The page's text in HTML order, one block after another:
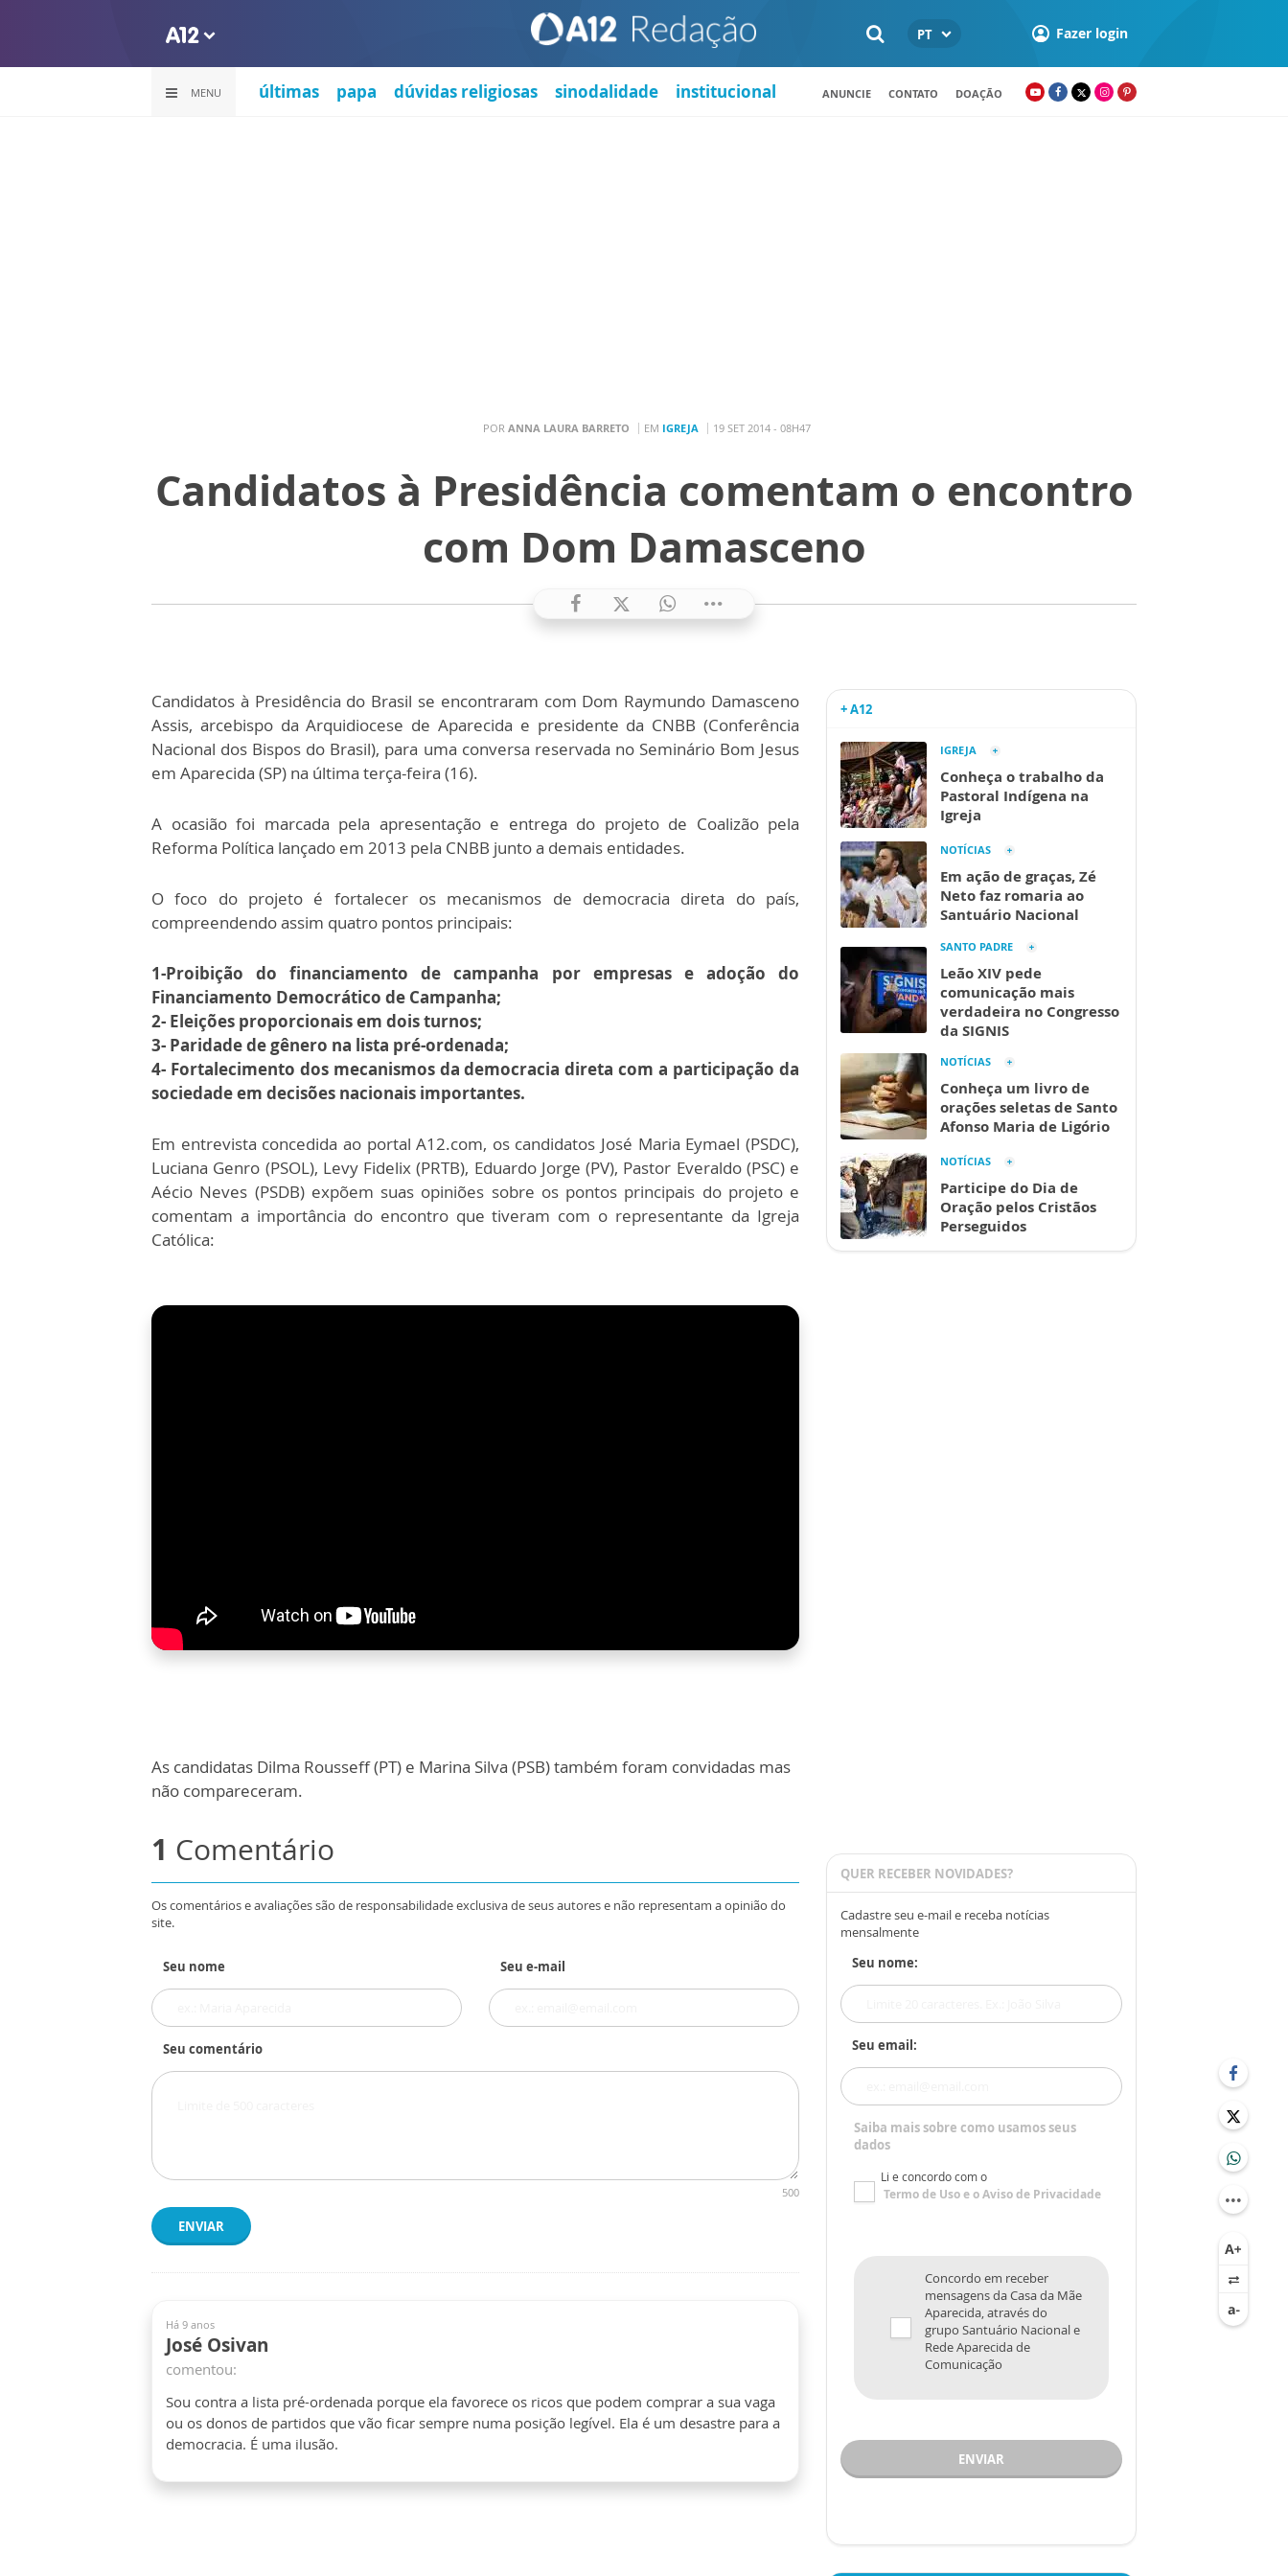
PT Fazer login
MENU últimas papa dúvidas religiosas sinodalidade institucional ANUNCIE CONTATO DOAÇÃO
POR ANNA LAURA BARRETO EM IGREJA 19 SET 2014 - 08H47
Candidatos à Presidência comentam o encontro
com Dom Damasceno
Candidatos à Presidência do Brasil se encontraram com Dom Raymundo Damasceno
Assis, arcebispo da Arquidiocese de Aparecida e presidente da CNBB (Conferência
Nacional dos Bispos do Brasil), para uma conversa reservada no Seminário Bom Jesus
em Aparecida (SP) na última terça-feira (16).
A ocasião foi marcada pela apresentação e entrega do projeto de Coalizão pela
Reforma Política lançado em 2013 pela CNBB junto a demais entidades.
O foco do projeto é fortalecer os mecanismos de democracia direta do país,
compreendendo assim quatro pontos principais:
1-Proibição do financiamento de campanha por empresas e adoção do
Financiamento Democrático de Campanha;
2- Eleições proporcionais em dois turnos;
3- Paridade de gênero na lista pré-ordenada;
4- Fortalecimento dos mecanismos da democracia direta com a participação da
sociedade em decisões nacionais importantes.
Em entrevista concedida ao portal A12.com, os candidatos José Maria Eymael (PSDC),
Luciana Genro (PSOL), Levy Fidelix (PRTB), Eduardo Jorge (PV), Pastor Everaldo (PSC) e
Aécio Neves (PSDB) expõem suas opiniões sobre os pontos principais do projeto e
comentam a importância do encontro que tiveram com o representante da Igreja
Católica:
As candidatas Dilma Rousseff (PT) e Marina Silva (PSB) também foram convidadas mas
não compareceram.
1 Comentário
Os comentários e avaliações são de responsabilidade exclusiva de seus autores e não representam a opinião do
site.
Seu nome Seu e-mail
Seu comentário
500
ENVIAR
Há 9 anos
José Osivan
comentou:
Sou contra a lista pré-ordenada porque ela favorece os ricos que podem comprar a sua vaga
ou os donos de partidos que vão ficar sempre numa posição legível. Ela é um desastre para a
democracia. É uma ilusão.
+ A12
IGREJA
Conheça o trabalho da
Pastoral Indígena na
Igreja
NOTÍCIAS
Em ação de graças, Zé
Neto faz romaria ao
Santuário Nacional
SANTO PADRE
Leão XIV pede
comunicação mais
verdadeira no Congresso
da SIGNIS
NOTÍCIAS
Conheça um livro de
orações seletas de Santo
Afonso Maria de Ligório
NOTÍCIAS
Participe do Dia de
Oração pelos Cristãos
Perseguidos
QUER RECEBER NOVIDADES?
Cadastre seu e-mail e receba notícias
mensalmente
Seu nome:
Seu email:
Saiba mais sobre como usamos seus
dados
Li e concordo com o
Termo de Usoe oAviso de Privacidade
Concordo em receber
mensagens da Casa da Mãe
Aparecida, através do
grupo Santuário Nacional e
Rede Aparecida de
Comunicação
ENVIAR